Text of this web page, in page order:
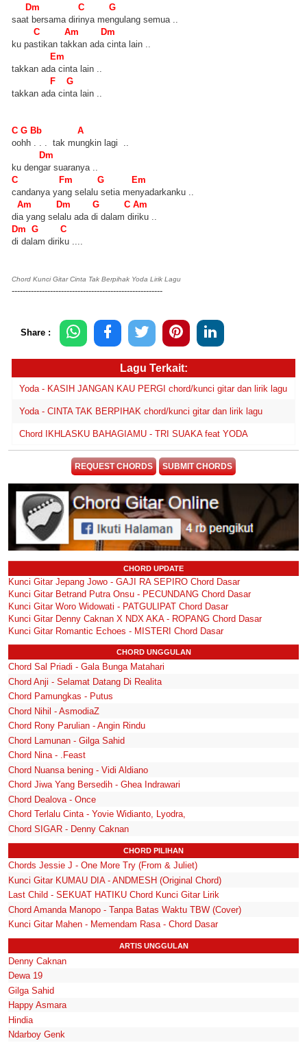
Dm C G
saat bersama dirinya mengulang semua ..
C Am Dm
ku pastikan takkan ada cinta lain ..
Em
takkan ada cinta lain ..
F G
takkan ada cinta lain ..
C G Bb A
oohh . . . tak mungkin lagi ..
Dm
ku dengar suaranya ..
C Fm G Em
candanya yang selalu setia menyadarkanku ..
Am Dm G C Am
dia yang selalu ada di dalam diriku ..
Dm G C
di dalam diriku ....
Chord Kunci Gitar Cinta Tak Berpihak Yoda Lirik Lagu
-------------------------------------------------------
Share :
Lagu Terkait:
Yoda - KASIH JANGAN KAU PERGI chord/kunci gitar dan lirik lagu
Yoda - CINTA TAK BERPIHAK chord/kunci gitar dan lirik lagu
Chord IKHLASKU BAHAGIAMU - TRI SUAKA feat YODA
REQUEST CHORDS SUBMIT CHORDS
CHORD UPDATE
Kunci Gitar Jepang Jowo - GAJI RA SEPIRO Chord Dasar
Kunci Gitar Betrand Putra Onsu - PECUNDANG Chord Dasar
Kunci Gitar Woro Widowati - PATGULIPAT Chord Dasar
Kunci Gitar Denny Caknan X NDX AKA - ROPANG Chord Dasar
Kunci Gitar Romantic Echoes - MISTERI Chord Dasar
CHORD UNGGULAN
Chord Sal Priadi - Gala Bunga Matahari
Chord Anji - Selamat Datang Di Realita
Chord Pamungkas - Putus
Chord Nihil - AsmodiaZ
Chord Rony Parulian - Angin Rindu
Chord Lamunan - Gilga Sahid
Chord Nina - .Feast
Chord Nuansa bening - Vidi Aldiano
Chord Jiwa Yang Bersedih - Ghea Indrawari
Chord Dealova - Once
Chord Terlalu Cinta - Yovie Widianto, Lyodra,
Chord SIGAR - Denny Caknan
CHORD PILIHAN
Chords Jessie J - One More Try (From & Juliet)
Kunci Gitar KUMAU DIA - ANDMESH (Original Chord)
Last Child - SEKUAT HATIKU Chord Kunci Gitar Lirik
Chord Amanda Manopo - Tanpa Batas Waktu TBW (Cover)
Kunci Gitar Mahen - Memendam Rasa - Chord Dasar
ARTIS UNGGULAN
Denny Caknan
Dewa 19
Gilga Sahid
Happy Asmara
Hindia
Ndarboy Genk